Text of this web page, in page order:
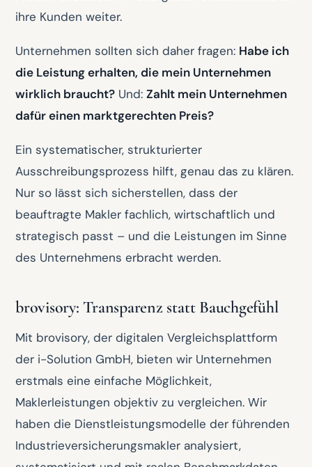
ihre Kunden weiter.
Unternehmen sollten sich daher fragen: Habe ich
die Leistung erhalten, die mein Unternehmen
wirklich braucht? Und: Zahlt mein Unternehmen
dafür einen marktgerechten Preis?
Ein systematischer, strukturierter
Ausschreibungsprozess hilft, genau das zu klären.
Nur so lässt sich sicherstellen, dass der
beauftragte Makler fachlich, wirtschaftlich und
strategisch passt – und die Leistungen im Sinne
des Unternehmens erbracht werden.
brovisory: Transparenz statt Bauchgefühl
Mit brovisory, der digitalen Vergleichsplattform
der i-Solution GmbH, bieten wir Unternehmen
erstmals eine einfache Möglichkeit,
Maklerleistungen objektiv zu vergleichen. Wir
haben die Dienstleistungsmodelle der führenden
Industrieversicherungsmakler analysiert,